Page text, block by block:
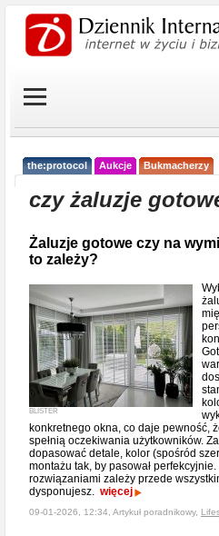
the:protocol Aukcje Bukmacherzy
czy żaluzje
Żaluzje gotowe czy na
to zależy?
BLISTER
konkretnego okna, co daje pewność,
spełnią oczekiwania użytkowników.
dopasować detale, kolor (spośród
montażu tak, by pasował
rozwiązaniami zależy przede
dysponujesz. więcej
09-01-2026, 12:34, Artykuł poradnikowy,